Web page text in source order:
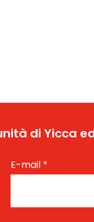
di Yicca
E-mail *